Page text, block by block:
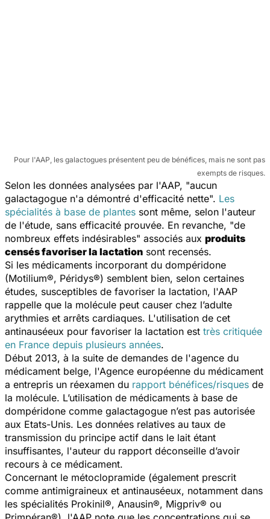
Pour l'AAP, les galactogues présentent peu de bénéfices, mais ne sont pas
exempts de risques.
Selon les données analysées par l'AAP, "aucun
galactagogue n'a démontré d'efficacité nette". Les
spécialités à base de plantes sont même, selon l'auteur
de l'étude, sans efficacité prouvée. En revanche, "de
nombreux effets indésirables" associés aux produits
censés favoriser la lactation sont recensés.
Si les médicaments incorporant du dompéridone
(Motilium®, Péridys®) semblent bien, selon certaines
études, susceptibles de favoriser la lactation, l'AAP
rappelle que la molécule peut causer chez l’adulte
arythmies et arrêts cardiaques. L'utilisation de cet
antinauséeux pour favoriser la lactation est très critiquée
en France depuis plusieurs années.
Début 2013, à la suite de demandes de l'agence du
médicament belge, l'Agence européenne du médicament
a entrepris un réexamen du rapport bénéfices/risques de
la molécule. L’utilisation de médicaments à base de
dompéridone comme galactagogue n’est pas autorisée
aux Etats-Unis. Les données relatives au taux de
transmission du principe actif dans le lait étant
insuffisantes, l'auteur du rapport déconseille d’avoir
recours à ce médicament.
Concernant le métoclopramide (également prescrit
comme antimigraineux et antinauséeux, notamment dans
les spécialités Prokinil®, Anausin®, Migpriv® ou